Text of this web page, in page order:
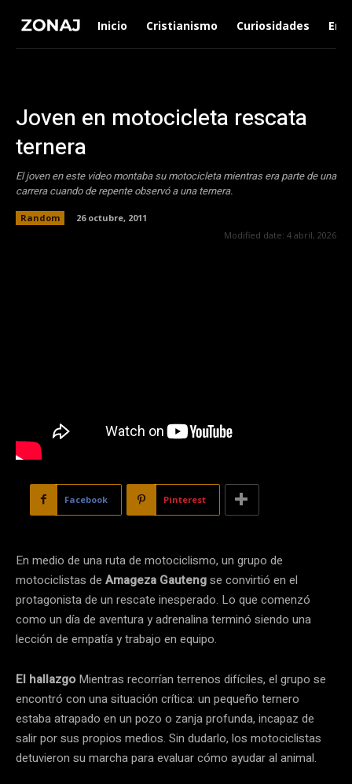
Inicio Cristianismo Curiosidades
Joven en motocicleta rescata
ternera
El joven en este video montaba su motocicleta mientras era parte de una
carrera cuando de repente observó a una ternera.
Random
26 octubre, 2011
Modified date: 4 abril, 2026
Facebook Pinterest
En medio de una ruta de motociclismo, un grupo de
motociclistas de Amageza Gautengse convirtió en el
protagonista de un rescate inesperado. Lo que comenzó
como un día de aventura y adrenalina terminó siendo una
lección de empatía y trabajo en equipo.
El hallazgoMientras recorrían terrenos difíciles, el grupo se
encontró con una situación crítica: un pequeño ternero
estaba atrapado en un pozo o zanja profunda, incapaz de
salir por sus propios medios. Sin dudarlo, los motociclistas
detuvieron su marcha para evaluar cómo ayudar al animal.